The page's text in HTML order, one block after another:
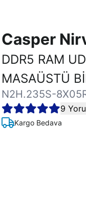
Casper
DDR5 RAM
MASAÜSTÜ
N2H.235S-
9
Kargo Bedava